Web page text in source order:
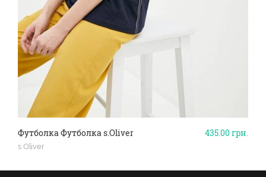
435.00грн.
Футболка Футболка s.Oliver
s Oliver